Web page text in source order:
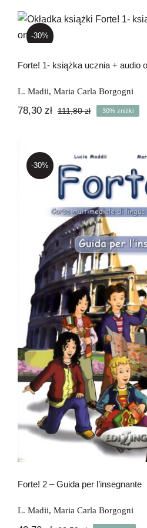
Kontakt
-30%
Forte! 1- książka
Forte! 1- książka ucznia + audio
L. Madii, Maria Carla Borgogni
111,80złPierwotna
78,30 zł
Aktualna
30% zniżki
-30%
Forte! 2 – Guida
Forte! 2 – Guida per l’insegnante
L. Madii, Maria Carla Borgogni